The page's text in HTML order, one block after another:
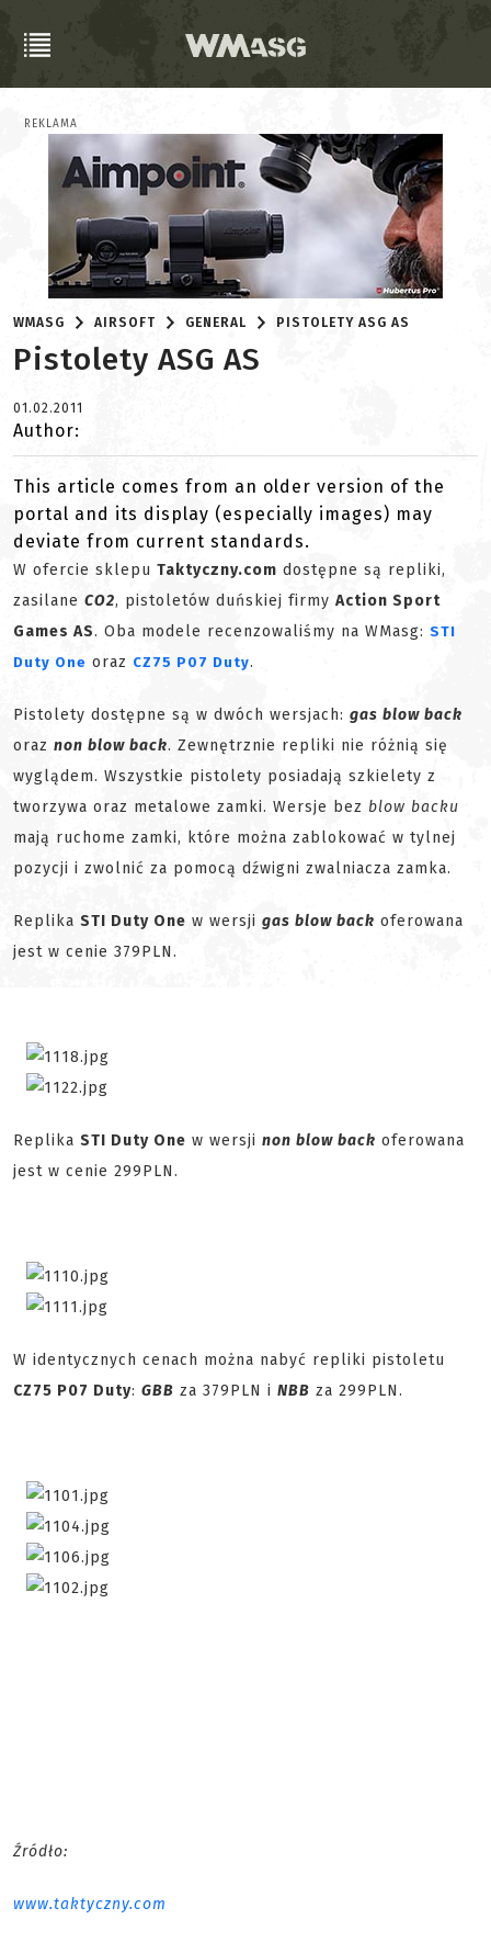
REKLAMA
WMASG AIRSOFT GENERAL PISTOLETY ASG AS
Pistolety ASG AS
01.02.2011
Author:
This article comes from an older version of the
portal and its display (especially images) may
deviate from current standards.
W ofercie sklepu Taktyczny.com dostępne są repliki,
zasilane CO2, pistoletów duńskiej firmy Action Sport
Games AS. Oba modele recenzowaliśmy na WMasg: STI
Duty One oraz CZ75 P07 Duty.
Pistolety dostępne są w dwóch wersjach: gas blow back
oraz non blow back. Zewnętrznie repliki nie różnią się
wyglądem. Wszystkie pistolety posiadają szkielety z
tworzywa oraz metalowe zamki. Wersje bez blow backu
mają ruchome zamki, które można zablokować w tylnej
pozycji i zwolnić za pomocą dźwigni zwalniacza zamka.
Replika STI Duty One w wersji gas blow back oferowana
jest w cenie 379PLN.
Replika STI Duty One w wersji non blow back oferowana
jest w cenie 299PLN.
W identycznych cenach można nabyć repliki pistoletu
CZ75 P07 Duty: GBB za 379PLN i NBB za 299PLN.
Źródło:
www.taktyczny.com